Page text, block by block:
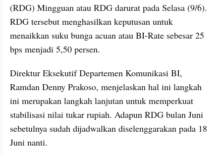
(RDG) Mingguan atau RDG darurat pada Selasa (9/6).
RDG tersebut menghasilkan keputusan untuk
menaikkan suku bunga acuan atau BI-Rate sebesar 25
bps menjadi 5,50 persen.
Direktur Eksekutif Departemen Komunikasi BI,
Ramdan Denny Prakoso, menjelaskan hal ini langkah
ini merupakan langkah lanjutan untuk memperkuat
stabilisasi nilai tukar rupiah. Adapun RDG bulan Juni
sebetulnya sudah dijadwalkan diselenggarakan pada 18
Juni nanti.